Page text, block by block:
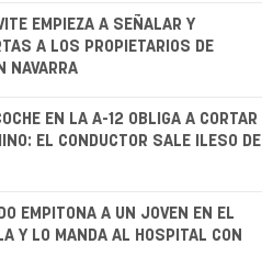
EMPIEZA A SEÑALAR Y
A LOS PROPIETARIOS DE
NAVARRA
EN LA A-12 OBLIGA A CORTAR
EL CONDUCTOR SALE ILESO DE
EMPITONA A UN JOVEN EN EL
Y LO MANDA AL HOSPITAL CON